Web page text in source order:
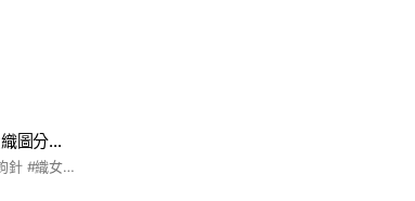
鉤針/棒針織女交流群（免費織圖分享）
歡迎各路好手織女們一起討論 #鉤針 #織女 #毛線 #手工編織 #草編包 #手工鉤針 #杯墊 #手作